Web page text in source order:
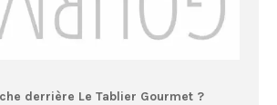
derrière Le Tablier Gourmet ?